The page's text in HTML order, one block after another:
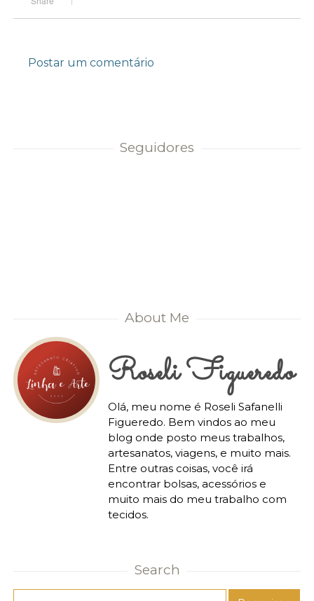
Postar um comentário
Seguidores
About Me
Roseli Figueredo
Olá, meu nome é Roseli Safanelli
Figueredo. Bem vindos ao meu
blog onde posto meus trabalhos,
artesanatos, viagens, e muito mais.
Entre outras coisas, você irá
encontrar bolsas, acessórios e
muito mais do meu trabalho com
tecidos.
Search